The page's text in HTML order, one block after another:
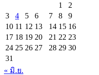
1
2
3
4 5 6 7 8
9
10 11 12 13 14 15 16
17 18 19 20 21 22 23
24 25 26 27 28 29 30
31
« มิ.ย.